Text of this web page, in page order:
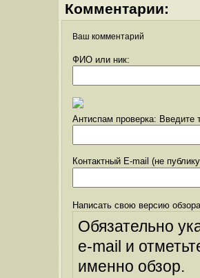
Комментарии:
Ваш комментарий
ФИО или ник:
Антиспам проверка: Введите
Контактный E-mail (не
Написать свою версию
Обязательно
e-mail и
именно обзор.